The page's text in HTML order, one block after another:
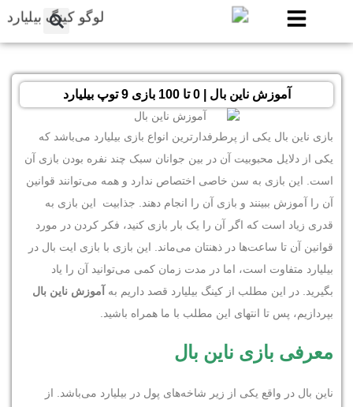
آموزش ناین بال | 0 تا 100 بازی 9 توپ بیلیارد
بازی ناین بال یکی از پرطرفدارترین انواع بازی بیلیارد می‌باشد که
یکی از دلایل محبوبیت آن در بین جوانان سبک چند نفره بودن بازی آن
است. این بازی به سن خاصی اختصاص ندارد و همه می‌توانند قوانین
آن را آموزش ببینند و بازی آن را انجام دهند. جذابیت این بازی به
قدری زیاد است که اگر آن را یک بار بازی کنید، فکر کردن در مورد
قوانین آن تا ساعت‌ها در ذهنتان می‌ماند. این بازی با بازی ایت بال در
بیلیارد متفاوت است، اما در مدت زمان کمی می‌توانید آن را یاد
بگیرید. در این مطلب از کینگ بیلیارد قصد داریم به آموزش ناین بال
بپردازیم، پس تا انتهای این مطلب با ما همراه باشید.
معرفی بازی ناین بال
ناین بال در واقع یکی از زیر شاخه‌های پول در بیلیارد می‌باشد. از